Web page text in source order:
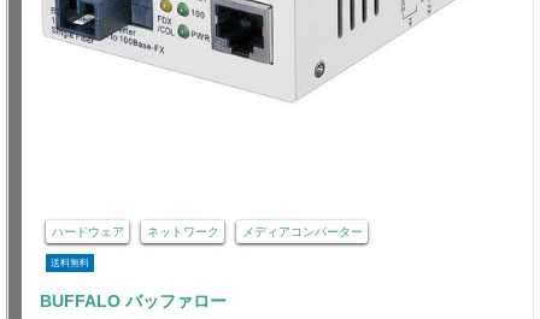
ハードウェア ネットワーク メディアコンバーター
送料無料
BUFFALO バッファロー